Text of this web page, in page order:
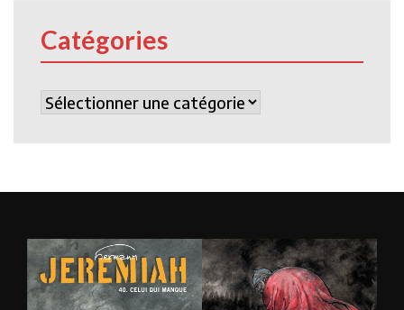
Catégories
Catégories